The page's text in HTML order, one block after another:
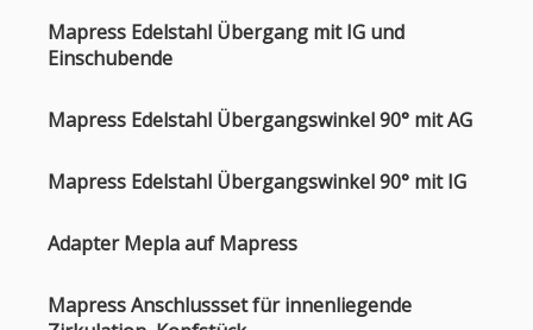
Mapress Edelstahl Übergang mit IG und
Einschubende
Mapress Edelstahl Übergangswinkel 90° mit AG
Mapress Edelstahl Übergangswinkel 90° mit IG
Adapter Mepla auf Mapress
Mapress Anschlussset für innenliegende